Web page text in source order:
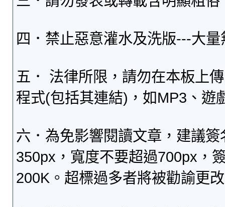
四．禁止惡意灌水及洗版---大
五． 法律所限，請勿在本板上
程式(包括其連結)，如MP3、遊
六．為免影響閱讀文章，建議
350px，寬度不要超過700px，
200K。超標過多者將被勸諭更